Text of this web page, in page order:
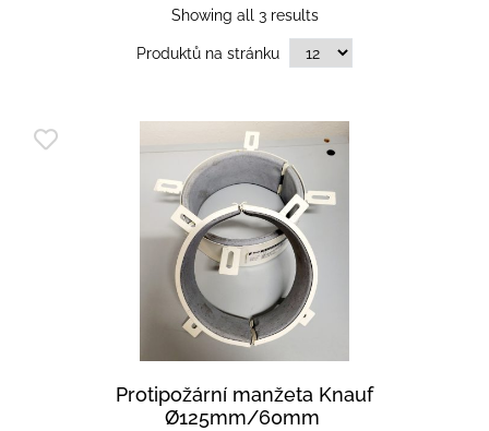
Showing all 3 results
Produktů na stránku
Protipožární manžeta Knauf
Ø125mm/60mm